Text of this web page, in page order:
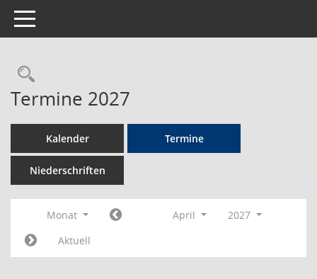
Toggle navigation
Rechercheauswahl
Termine 2027
Kalender Termine
Niederschriften
Monat April
2027
Aktuell